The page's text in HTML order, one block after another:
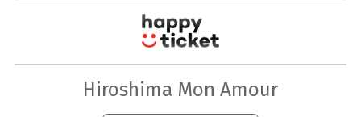
Hiroshima Mon Amour